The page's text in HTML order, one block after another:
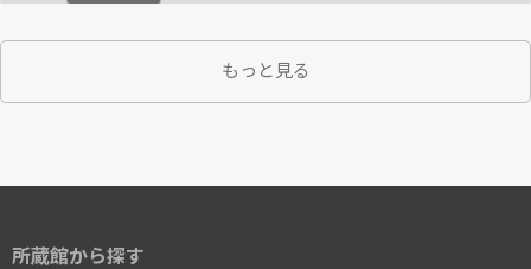
もっと見る
所蔵館から探す